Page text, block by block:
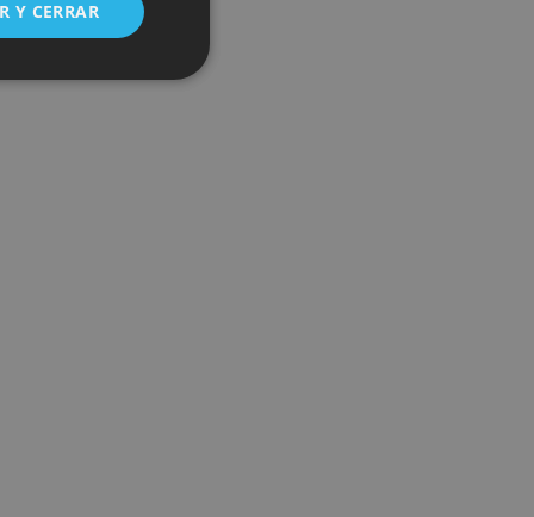
Y CERRAR